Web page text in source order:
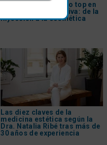
PDRN, el tratamiento top en
medicina regenerativa: de la
inyección a la cosmética
Las diez claves de la
medicina estética según la
Dra. Natalia Ribé tras más de
30 años de experiencia